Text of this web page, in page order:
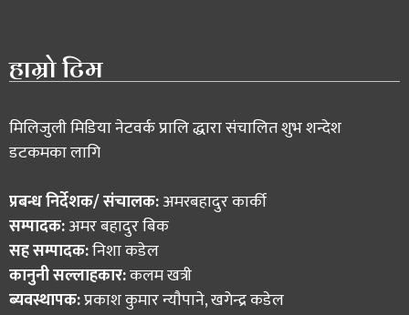
हाम्रो टिम
मिलिजुली मिडिया नेटवर्क प्रालि द्धारा संचालित शुभ शन्देश
डटकमका लागि
प्रबन्ध निर्देशक/ संचालक:अमरबहादुर कार्की
सम्पादक:अमर बहादुर बिक
सह सम्पादक:निशा कडेल
कानुनी सल्लाहकार:कलम खत्री
ब्यवस्थापक:प्रकाश कुमार न्याैपाने, खगेन्द्र कडेल